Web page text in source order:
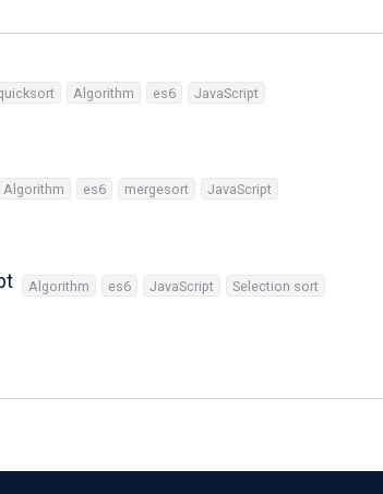
Algorithm es6 JavaScript
Algorithm es6 mergesort JavaScript
Algorithm es6 JavaScript Selection sort